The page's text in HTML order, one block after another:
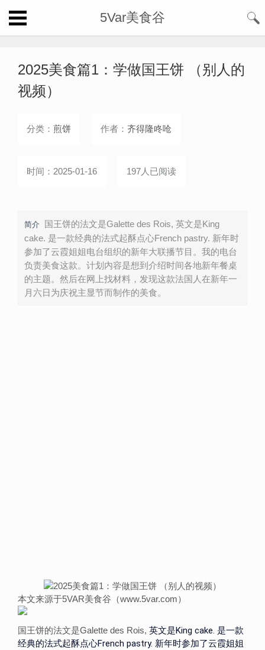
5Var美食谷
2025美食篇1：学做国王饼 （别人的
视频）
分类： 煎饼 作者： 齐得隆咚呛
时间：2025-01-16 197人已阅读
简介
国王饼的法文是Galette des Rois, 英文是King
cake. 是一款经典的法式起酥点心French pastry. 新年时
参加了云霞姐姐电台组织的新年大联播节目。我的电台
负责美食这款。计划内容是想到介绍时间各地新年餐桌
的主题。然后在网上找材料，发现这款法国人在新年一
月六日为庆祝主显节而制作的美食。
本文来源于5VAR美食谷（www.5var.com）
国王饼的法文是Galette des Rois, 英文是King cake. 是一款
经典的法式起酥点心French pastry. 新年时参加了云霞姐姐